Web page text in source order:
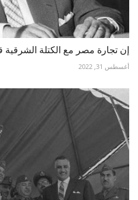
إن تجارة مصر مع الكتلة
أغسطس 31, 2022